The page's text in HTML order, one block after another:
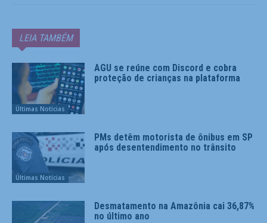
LEIA TAMBÉM
Últimas Notícias
AGU se reúne com Discord e cobra
proteção de crianças na plataforma
Últimas Notícias
PMs detêm motorista de ônibus em SP
após desentendimento no trânsito
Desmatamento na Amazônia cai 36,87%
no último ano